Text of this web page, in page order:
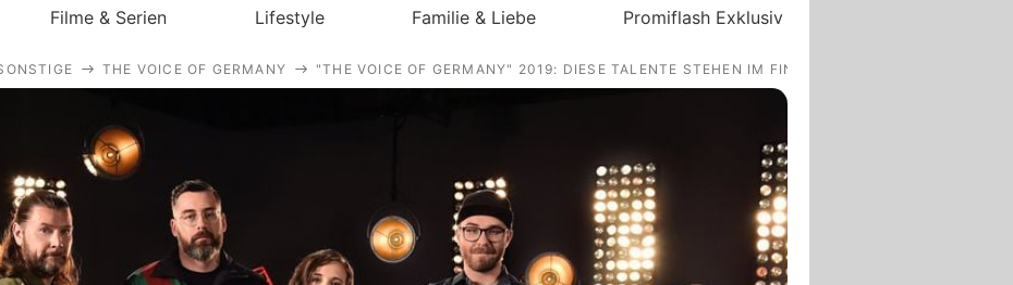
Royals
Familie & Liebe
Filme & Serien Lifestyle Familie & Liebe Promiflash Exklusiv
THE VOICE OF GERMANY "THE VOICE OF GERMANY" 2019: DIESE TALENTE STEHEN IM FINALE